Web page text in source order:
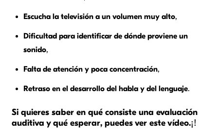
Escucha la televisión a un volumen muy alto,
Dificultad para identificar de dónde proviene un
sonido,
Falta de atención y poca concentración,
Retraso en el desarrollo del habla y del lenguaje.
Si quieres saber en qué consiste una evaluación
auditiva y qué esperar, puedes ver este vídeo.¡!